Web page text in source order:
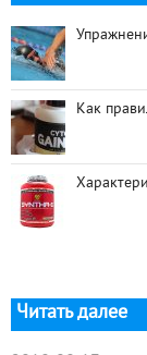
Как
Читать далее